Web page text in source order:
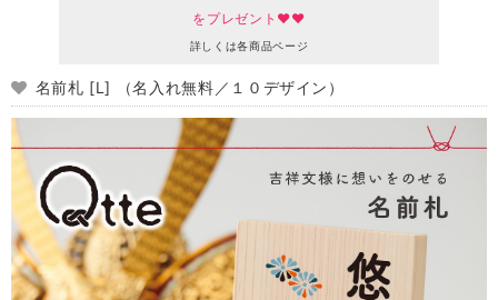
をプレゼント♥♥
詳しくは各商品ページ
名前札 [L] （名入れ無料／１０デザイン）